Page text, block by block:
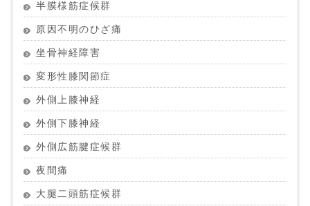
半膜様筋症候群
原因不明のひざ痛
坐骨神経障害
変形性膝関節症
外側上膝神経
外側下膝神経
外側広筋腱症候群
夜間痛
大腿二頭筋症候群